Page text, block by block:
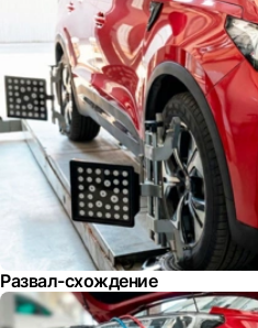
Развал-схождение